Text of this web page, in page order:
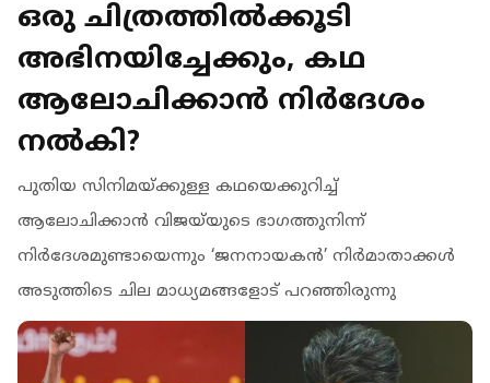
ഒരു ചിത്രത്തിൽക്കൂടി
അഭിനയിച്ചേക്കും, കഥ
ആലോചിക്കാൻ നിർദേശം
നൽകി?
പുതിയ സിനിമയ്ക്കുള്ള കഥയെക്കുറിച്ച്
ആലോചിക്കാൻ വിജയ്‌യുടെ ഭാഗത്തുനിന്ന്‌
നിർദേശമുണ്ടായെന്നും ‘ജനനായകൻ’ നിർമാതാക്കൾ
അടുത്തിടെ ചില മാധ്യമങ്ങളോട് പറഞ്ഞിരുന്നു